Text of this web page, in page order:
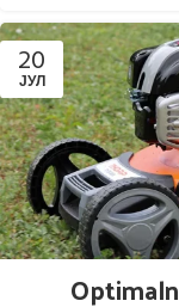
20
ЈУЛ